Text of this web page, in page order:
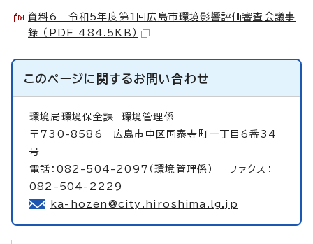
資料6 令和5年度第1回広島市環境影響評価審査会議事
録 （PDF 484.5KB）
このページに関するお問い合わせ
環境局環境保全課 環境管理係
〒730-8586 広島市中区国泰寺町一丁目6番34
号
電話：082-504-2097（環境管理係） ファクス：
082-504-2229
ka-hozen@city.hiroshima.lg.jp